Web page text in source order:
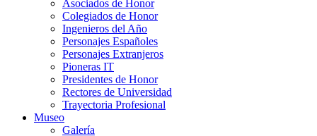
Asociados de Honor
Colegiados de Honor
Ingenieros del Año
Personajes Españoles
Personajes Extranjeros
Pioneras IT
Presidentes de Honor
Rectores de Universidad
Trayectoria Profesional
Museo
Galería